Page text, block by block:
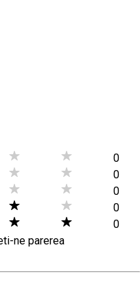
0
0
0
0
0
ne parerea